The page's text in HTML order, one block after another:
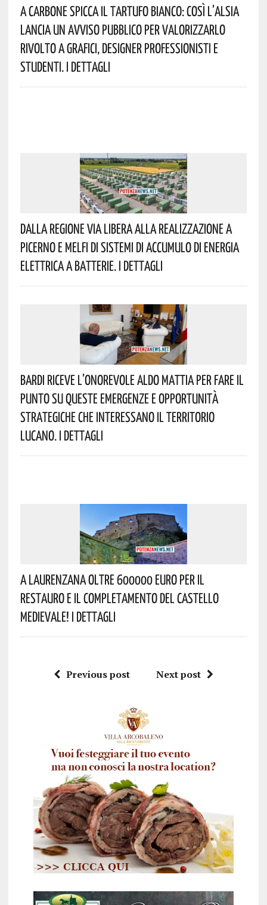
A Carbone Spicca Il Tartufo Bianco: Così L’Alsia
Lancia Un Avviso Pubblico Per Valorizzarlo
Rivolto A Grafici, Designer Professionisti E
Studenti. I Dettagli
Dalla Regione Via Libera Alla Realizzazione A
Picerno E Melfi Di Sistemi Di Accumulo Di Energia
Elettrica A Batterie. I Dettagli
Bardi Riceve L’onorevole Aldo Mattia Per Fare Il
Punto Su Queste Emergenze E Opportunità
Strategiche Che Interessano Il Territorio
Lucano. I Dettagli
A Laurenzana Oltre 600000 Euro Per Il
Restauro E Il Completamento Del Castello
Medievale! I Dettagli
Previous post Next post